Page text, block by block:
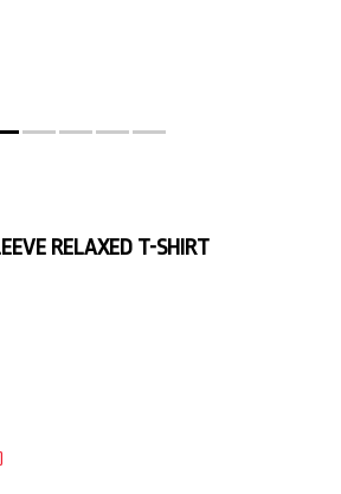
RELAXED T-SHIRT